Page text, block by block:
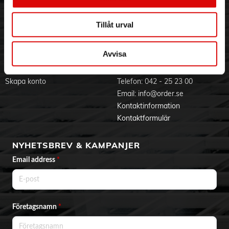
Tillåt urval
Avvisa
Jobba hos oss
Varumärken
Integritetspolicy
Om cookies
BLI KUND
Skapa konto
KONTAKTA OSS
Telefon: 042 - 25 23 00
Email: info@order.se
Kontaktinformation
Kontaktformulär
NYHETSBREV & KAMPANJER
Email address *
Företagsnamn*